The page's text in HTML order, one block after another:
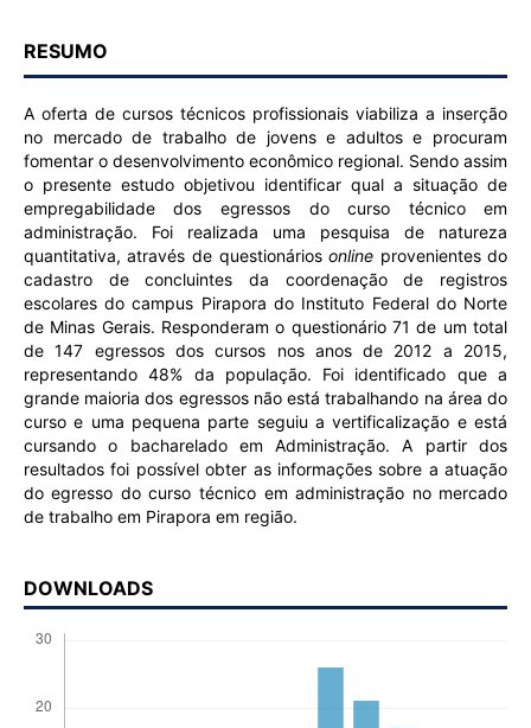
RESUMO
A oferta de cursos técnicos profissionais viabiliza a inserção
no mercado de trabalho de jovens e adultos e procuram
fomentar o desenvolvimento econômico regional. Sendo assim
o presente estudo objetivou identificar qual a situação de
empregabilidade dos egressos do curso técnico em
administração. Foi realizada uma pesquisa de natureza
quantitativa, através de questionáriosonline provenientes do
cadastro de concluintes da coordenação de registros
escolares do campus Pirapora do Instituto Federal do Norte
de Minas Gerais. Responderam o questionário 71 de um total
de 147 egressos dos cursos nos anos de 2012 a 2015,
representando 48% da população. Foi identificado que a
grande maioria dos egressos não está trabalhando na área do
curso e uma pequena parte seguiu a vertificalização e está
cursando o bacharelado em Administração. A partir dos
resultados foi possível obter as informações sobre a atuação
do egresso do curso técnico em administração no mercado
de trabalho em Pirapora em região.
DOWNLOADS